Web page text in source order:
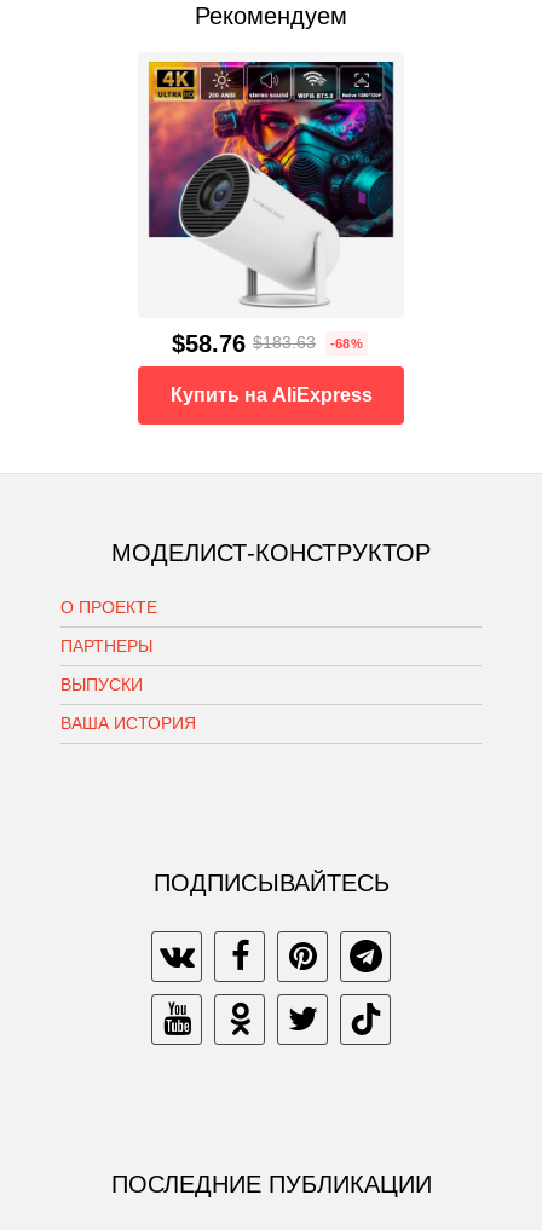
Рекомендуем
$58.76 $183.63 -68%
Купить на AliExpress
МОДЕЛИСТ-КОНСТРУКТОР
О ПРОЕКТЕ
ПАРТНЕРЫ
ВЫПУСКИ
ВАША ИСТОРИЯ
ПОДПИСЫВАЙТЕСЬ
ПОСЛЕДНИЕ ПУБЛИКАЦИИ